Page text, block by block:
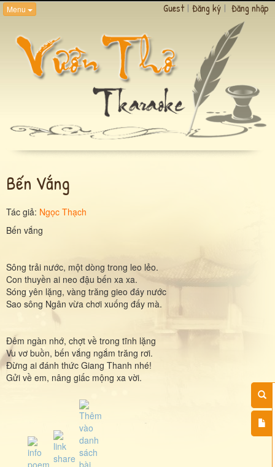
Menu Guest | Đăng ký | Đăng nhập
Bến Vắng
Tác giả: Ngọc Thạch
Bến vắng
Sông trải nước, một dòng trong leo lẻo.
Con thuyền ai neo đậu bến xa xa.
Sóng yên lặng, vàng trăng gieo đáy nước
Sao sông Ngân vừa chơi xuống đấy mà.
Đêm ngàn nhớ, chợt về trong tĩnh lặng
Vu vơ buồn, bến vắng ngắm trăng rơi.
Đừng ai đánh thức Giang Thanh nhé!
Gửi về em, nâng giấc mộng xa vời.